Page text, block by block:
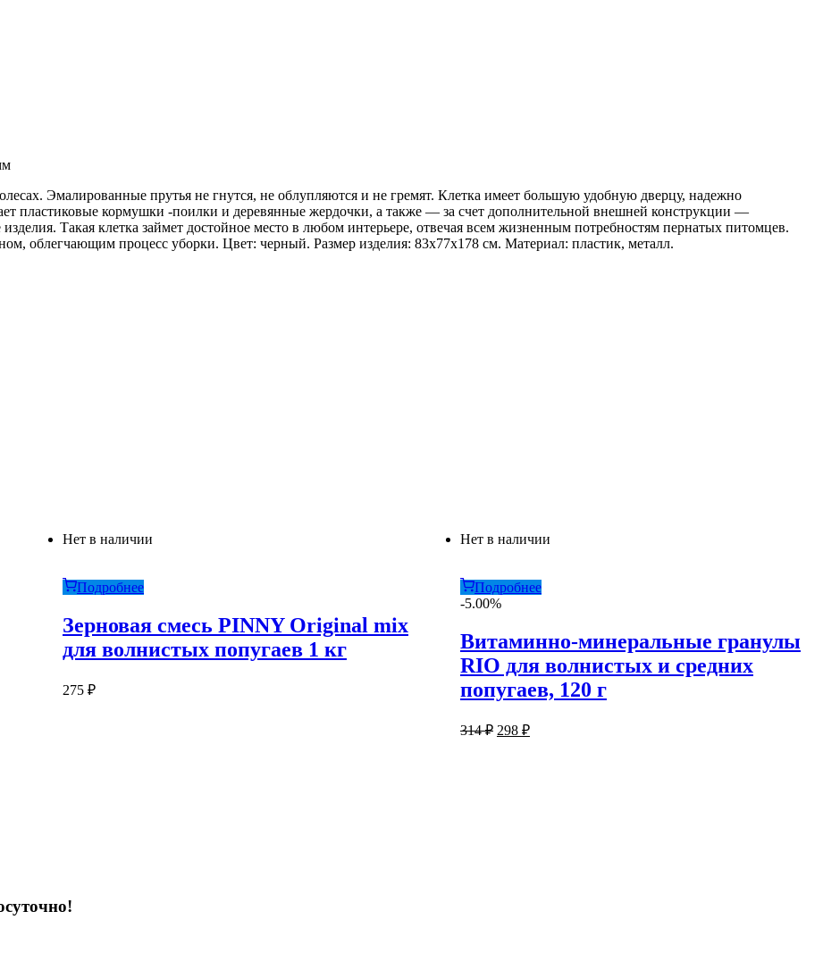
Эмалированные прутья не гнутся, не облупляются и не гремят. Клетка имеет большую удобную дверцу, надежно
пластиковые кормушки -поилки и деревянные жердочки, а также — за счет дополнительной внешней конструкции —
Такая клетка займет достойное место в любом интерьере, отвечая всем жизненным потребностям пернатых питомцев.
облегчающим процесс уборки. Цвет: черный. Размер изделия: 83х77х178 см. Материал: пластик, металл.
Нет в наличии
Подробнее
Зерновая смесь PINNY Original mix
для волнистых попугаев 1 кг
275 ₽
Нет в наличии
Подробнее
-5.00%
Витаминно-минеральные гранулы
RIO для волнистых и средних
попугаев, 120 г
314₽ Первоначальная
298 ₽Текущая